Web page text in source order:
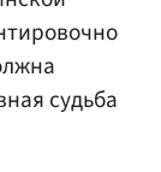
судьба